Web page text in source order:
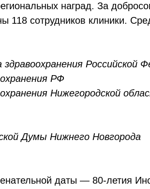
наград. За
118 сотрудников клиники.
Российской
РФ
Нижегородской
Думы Нижнего Новгорода
даты — 80-летия